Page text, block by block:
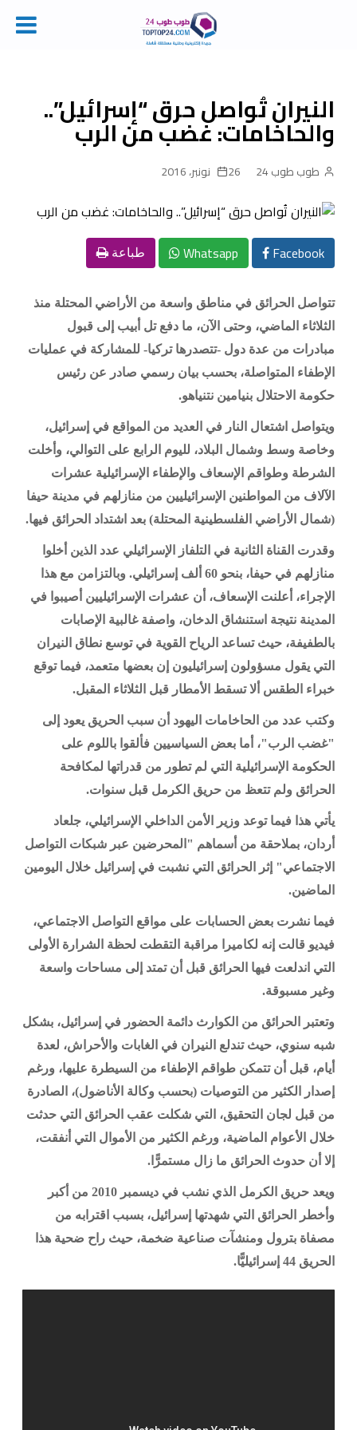
contentالنيران تُواصل حرق “إسرائيل”..
والحاخامات: غضب من الرب
طوب طوب 24 26 نونبر، 2016
Facebook
Whatsapp طباعة
تتواصل الحرائق في مناطق واسعة من الأراضي المحتلة منذ
الثلاثاء الماضي، وحتى الآن، ما دفع تل أبيب إلى قبول
مبادرات من عدة دول -تتصدرها تركيا- للمشاركة في عمليات
الإطفاء المتواصلة، بحسب بيان رسمي صادر عن رئيس
حكومة الاحتلال بنيامين نتنياهو.
ويتواصل اشتعال النار في العديد من المواقع في إسرائيل،
وخاصة وسط وشمال البلاد، لليوم الرابع على التوالي، وأخلت
الشرطة وطواقم الإسعاف والإطفاء الإسرائيلية عشرات
الآلاف من المواطنين الإسرائيليين من منازلهم في مدينة حيفا
(شمال الأراضي الفلسطينية المحتلة) بعد اشتداد الحرائق فيها.
وقدرت القناة الثانية في التلفاز الإسرائيلي عدد الذين أخلوا
منازلهم في حيفا، بنحو 60 ألف إسرائيلي. وبالتزامن مع هذا
الإجراء، أعلنت الإسعاف، أن عشرات الإسرائيليين أصيبوا في
المدينة نتيجة استنشاق الدخان، واصفة غالبية الإصابات
بالطفيفة، حيث تساعد الرياح القوية في توسع نطاق النيران
التي يقول مسؤولون إسرائيليون إن بعضها متعمد، فيما توقع
خبراء الطقس ألا تسقط الأمطار قبل الثلاثاء المقبل.
وكتب عدد من الحاخامات اليهود أن سبب الحريق يعود إلى
"غضب الرب"، أما بعض السياسيين فألقوا باللوم على
الحكومة الإسرائيلية التي لم تطور من قدراتها لمكافحة
الحرائق ولم تتعظ من حريق الكرمل قبل سنوات.
يأتي هذا فيما توعد وزير الأمن الداخلي الإسرائيلي، جلعاد
أردان، بملاحقة من أسماهم "المحرضين عبر شبكات التواصل
الاجتماعي" إثر الحرائق التي نشبت في إسرائيل خلال اليومين
الماضين.
فيما نشرت بعض الحسابات على مواقع التواصل الاجتماعي،
فيديو قالت إنه لكاميرا مراقبة التقطت لحظة الشرارة الأولى
التي اندلعت فيها الحرائق قبل أن تمتد إلى مساحات واسعة
وغير مسبوقة.
وتعتبر الحرائق من الكوارث دائمة الحضور في إسرائيل، بشكل
شبه سنوي، حيث تندلع النيران في الغابات والأحراش، لعدة
أيام، قبل أن تتمكن طواقم الإطفاء من السيطرة عليها، ورغم
إصدار الكثير من التوصيات (بحسب وكالة الأناضول)، الصادرة
من قبل لجان التحقيق، التي شكلت عقب الحرائق التي حدثت
خلال الأعوام الماضية، ورغم الكثير من الأموال التي أنفقت،
إلا أن حدوث الحرائق ما زال مستمرًّا.
ويعد حريق الكرمل الذي نشب في ديسمبر 2010 من أكبر
وأخطر الحرائق التي شهدتها إسرائيل، بسبب اقترابه من
مصفاة بترول ومنشآت صناعية ضخمة، حيث راح ضحية هذا
الحريق 44 إسرائيليًّا.